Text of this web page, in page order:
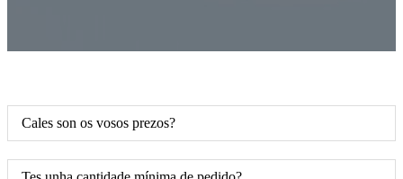
Cales son os vosos prezos?